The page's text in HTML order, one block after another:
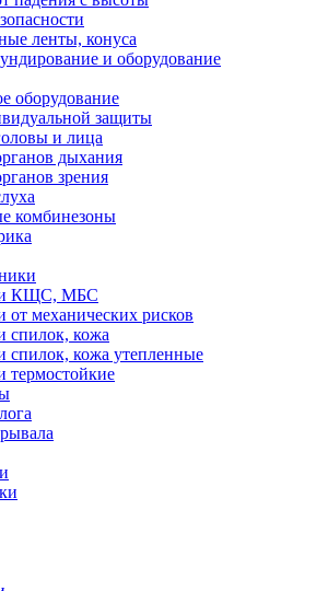
ленты, конуса
и оборудование
оборудование
защиты
и лица
дыхания
зрения
комбинезоны
КЩС, МБС
от механических рисков
спилок, кожа
спилок, кожа утепленные
термостойкие